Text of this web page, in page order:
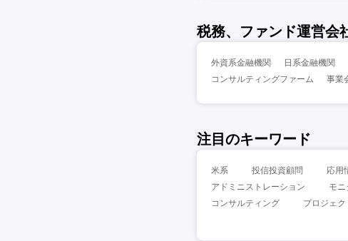
税務、ファンド運営会
外資系金融機関 日系金融機関
コンサルティングファーム
事業
注目のキーワード
米系 投信投資顧問 応用
アドミニストレーション
モ
コンサルティング
プロジェ